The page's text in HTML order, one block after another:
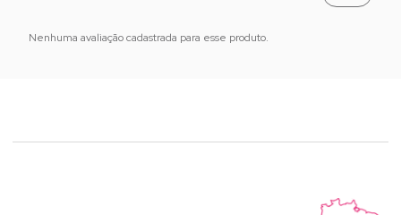
Nenhuma avaliação cadastrada para esse produto.